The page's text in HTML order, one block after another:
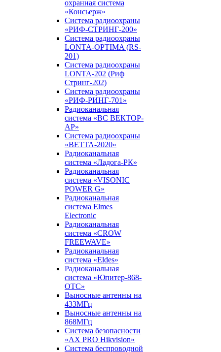
охранная система
«Консьерж»
Система радиоохраны
«РИФ-СТРИНГ-200»
Система радиоохраны
LONTA-OPTIMA (RS-
201)
Система радиоохраны
LONTA-202 (Риф
Стринг-202)
Система радиоохраны
«РИФ-РИНГ-701»
Радиоканальная
система «ВС ВЕКТОР-
АР»
Система радиоохраны
«ВЕТТА-2020»
Радиоканальная
система «Ладога-РК»
Радиоканальная
система «VISONIC
POWER G»
Радиоканальная
система Elmes
Electronic
Радиоканальная
система «CROW
FREEWAVE»
Радиоканальная
система «Eldes»
Радиоканальная
система «Юпитер-868-
ОТС»
Выносные антенны на
433МГц
Выносные антенны на
868МГц
Система безопасности
«AX PRO Hikvision»
Система беспроводной